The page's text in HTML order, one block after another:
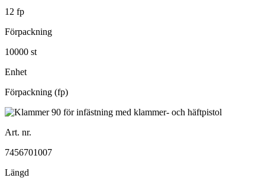
12 fp
Förpackning
10000 st
Enhet
Förpackning (fp)
Art. nr.
7456701007
Längd